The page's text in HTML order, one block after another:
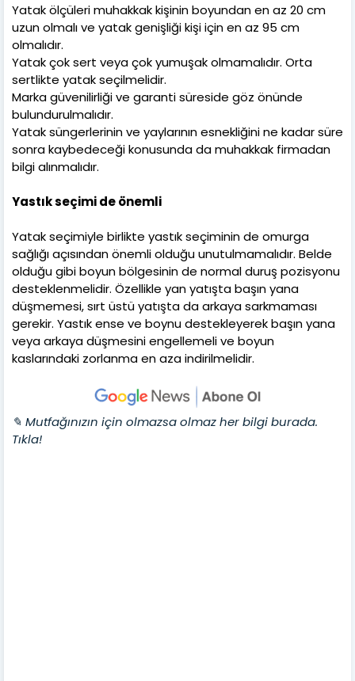
Yatak ölçüleri muhakkak kişinin boyundan en az 20 cm
uzun olmalı ve yatak genişliği kişi için en az 95 cm
olmalıdır.
Yatak çok sert veya çok yumuşak olmamalıdır. Orta
sertlikte yatak seçilmelidir.
Marka güvenilirliği ve garanti süreside göz önünde
bulundurulmalıdır.
Yatak süngerlerinin ve yaylarının esnekliğini ne kadar süre
sonra kaybedeceği konusunda da muhakkak firmadan
bilgi alınmalıdır.
Yastık seçimi de önemli
Yatak seçimiyle birlikte yastık seçiminin de omurga
sağlığı açısından önemli olduğu unutulmamalıdır. Belde
olduğu gibi boyun bölgesinin de normal duruş pozisyonu
desteklenmelidir. Özellikle yan yatışta başın yana
düşmemesi, sırt üstü yatışta da arkaya sarkmaması
gerekir. Yastık ense ve boynu destekleyerek başın yana
veya arkaya düşmesini engellemeli ve boyun
kaslarındaki zorlanma en aza indirilmelidir.
✎ Mutfağınızın için olmazsa olmaz her bilgi burada.
Tıkla!